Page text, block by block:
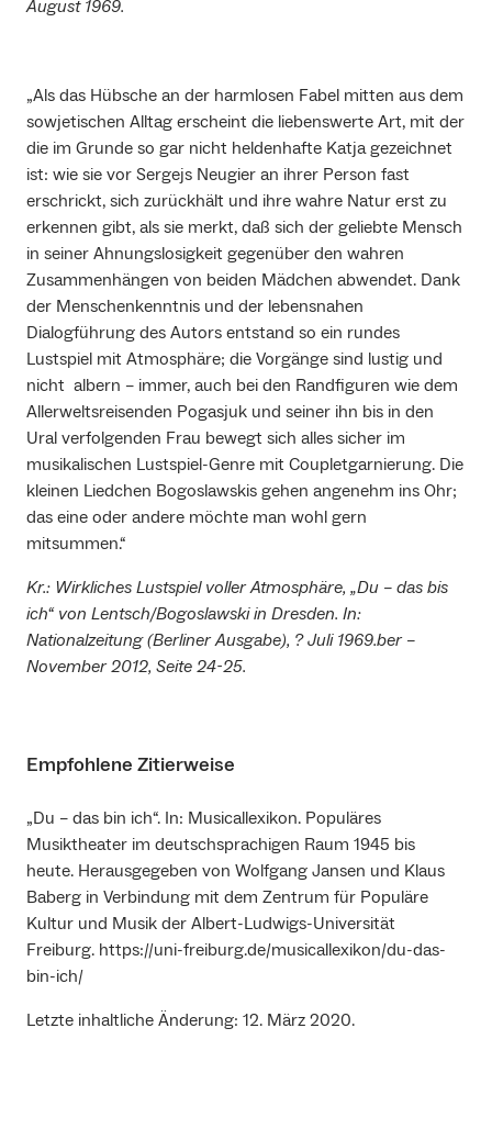
August 1969.
„Als das Hübsche an der harmlosen Fabel mitten aus dem
sowjetischen Alltag erscheint die liebenswerte Art, mit der
die im Grunde so gar nicht heldenhafte Katja gezeichnet
ist: wie sie vor Sergejs Neugier an ihrer Person fast
erschrickt, sich zurückhält und ihre wahre Natur erst zu
erkennen gibt, als sie merkt, daß sich der geliebte Mensch
in seiner Ahnungslosigkeit gegenüber den wahren
Zusammenhängen von beiden Mädchen abwendet. Dank
der Menschenkenntnis und der lebensnahen
Dialogführung des Autors entstand so ein rundes
Lustspiel mit Atmosphäre; die Vorgänge sind lustig und
nicht albern – immer, auch bei den Randfiguren wie dem
Allerweltsreisenden Pogasjuk und seiner ihn bis in den
Ural verfolgenden Frau bewegt sich alles sicher im
musikalischen Lustspiel-Genre mit Coupletgarnierung. Die
kleinen Liedchen Bogoslawskis gehen angenehm ins Ohr;
das eine oder andere möchte man wohl gern
mitsummen.“
Kr.: Wirkliches Lustspiel voller Atmosphäre, „Du – das bis
ich“ von Lentsch/Bogoslawski in Dresden. In:
Nationalzeitung (Berliner Ausgabe), ? Juli 1969.ber –
November 2012, Seite 24-25.
Empfohlene Zitierweise
„Du – das bin ich“. In: Musicallexikon. Populäres
Musiktheater im deutschsprachigen Raum 1945 bis
heute. Herausgegeben von Wolfgang Jansen und Klaus
Baberg in Verbindung mit dem Zentrum für Populäre
Kultur und Musik der Albert-Ludwigs-Universität
Freiburg. https://uni-freiburg.de/musicallexikon/du-das-
bin-ich/
Letzte inhaltliche Änderung: 12. März 2020.